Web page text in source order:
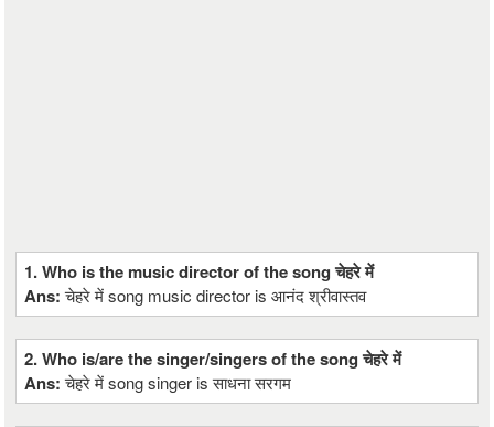
1. Who is the music director of the song चेहरे में
Ans:चेहरे में song music director is आनंद श्रीवास्तव
2. Who is/are the singer/singers of the song चेहरे में
Ans:चेहरे में song singer is साधना सरगम